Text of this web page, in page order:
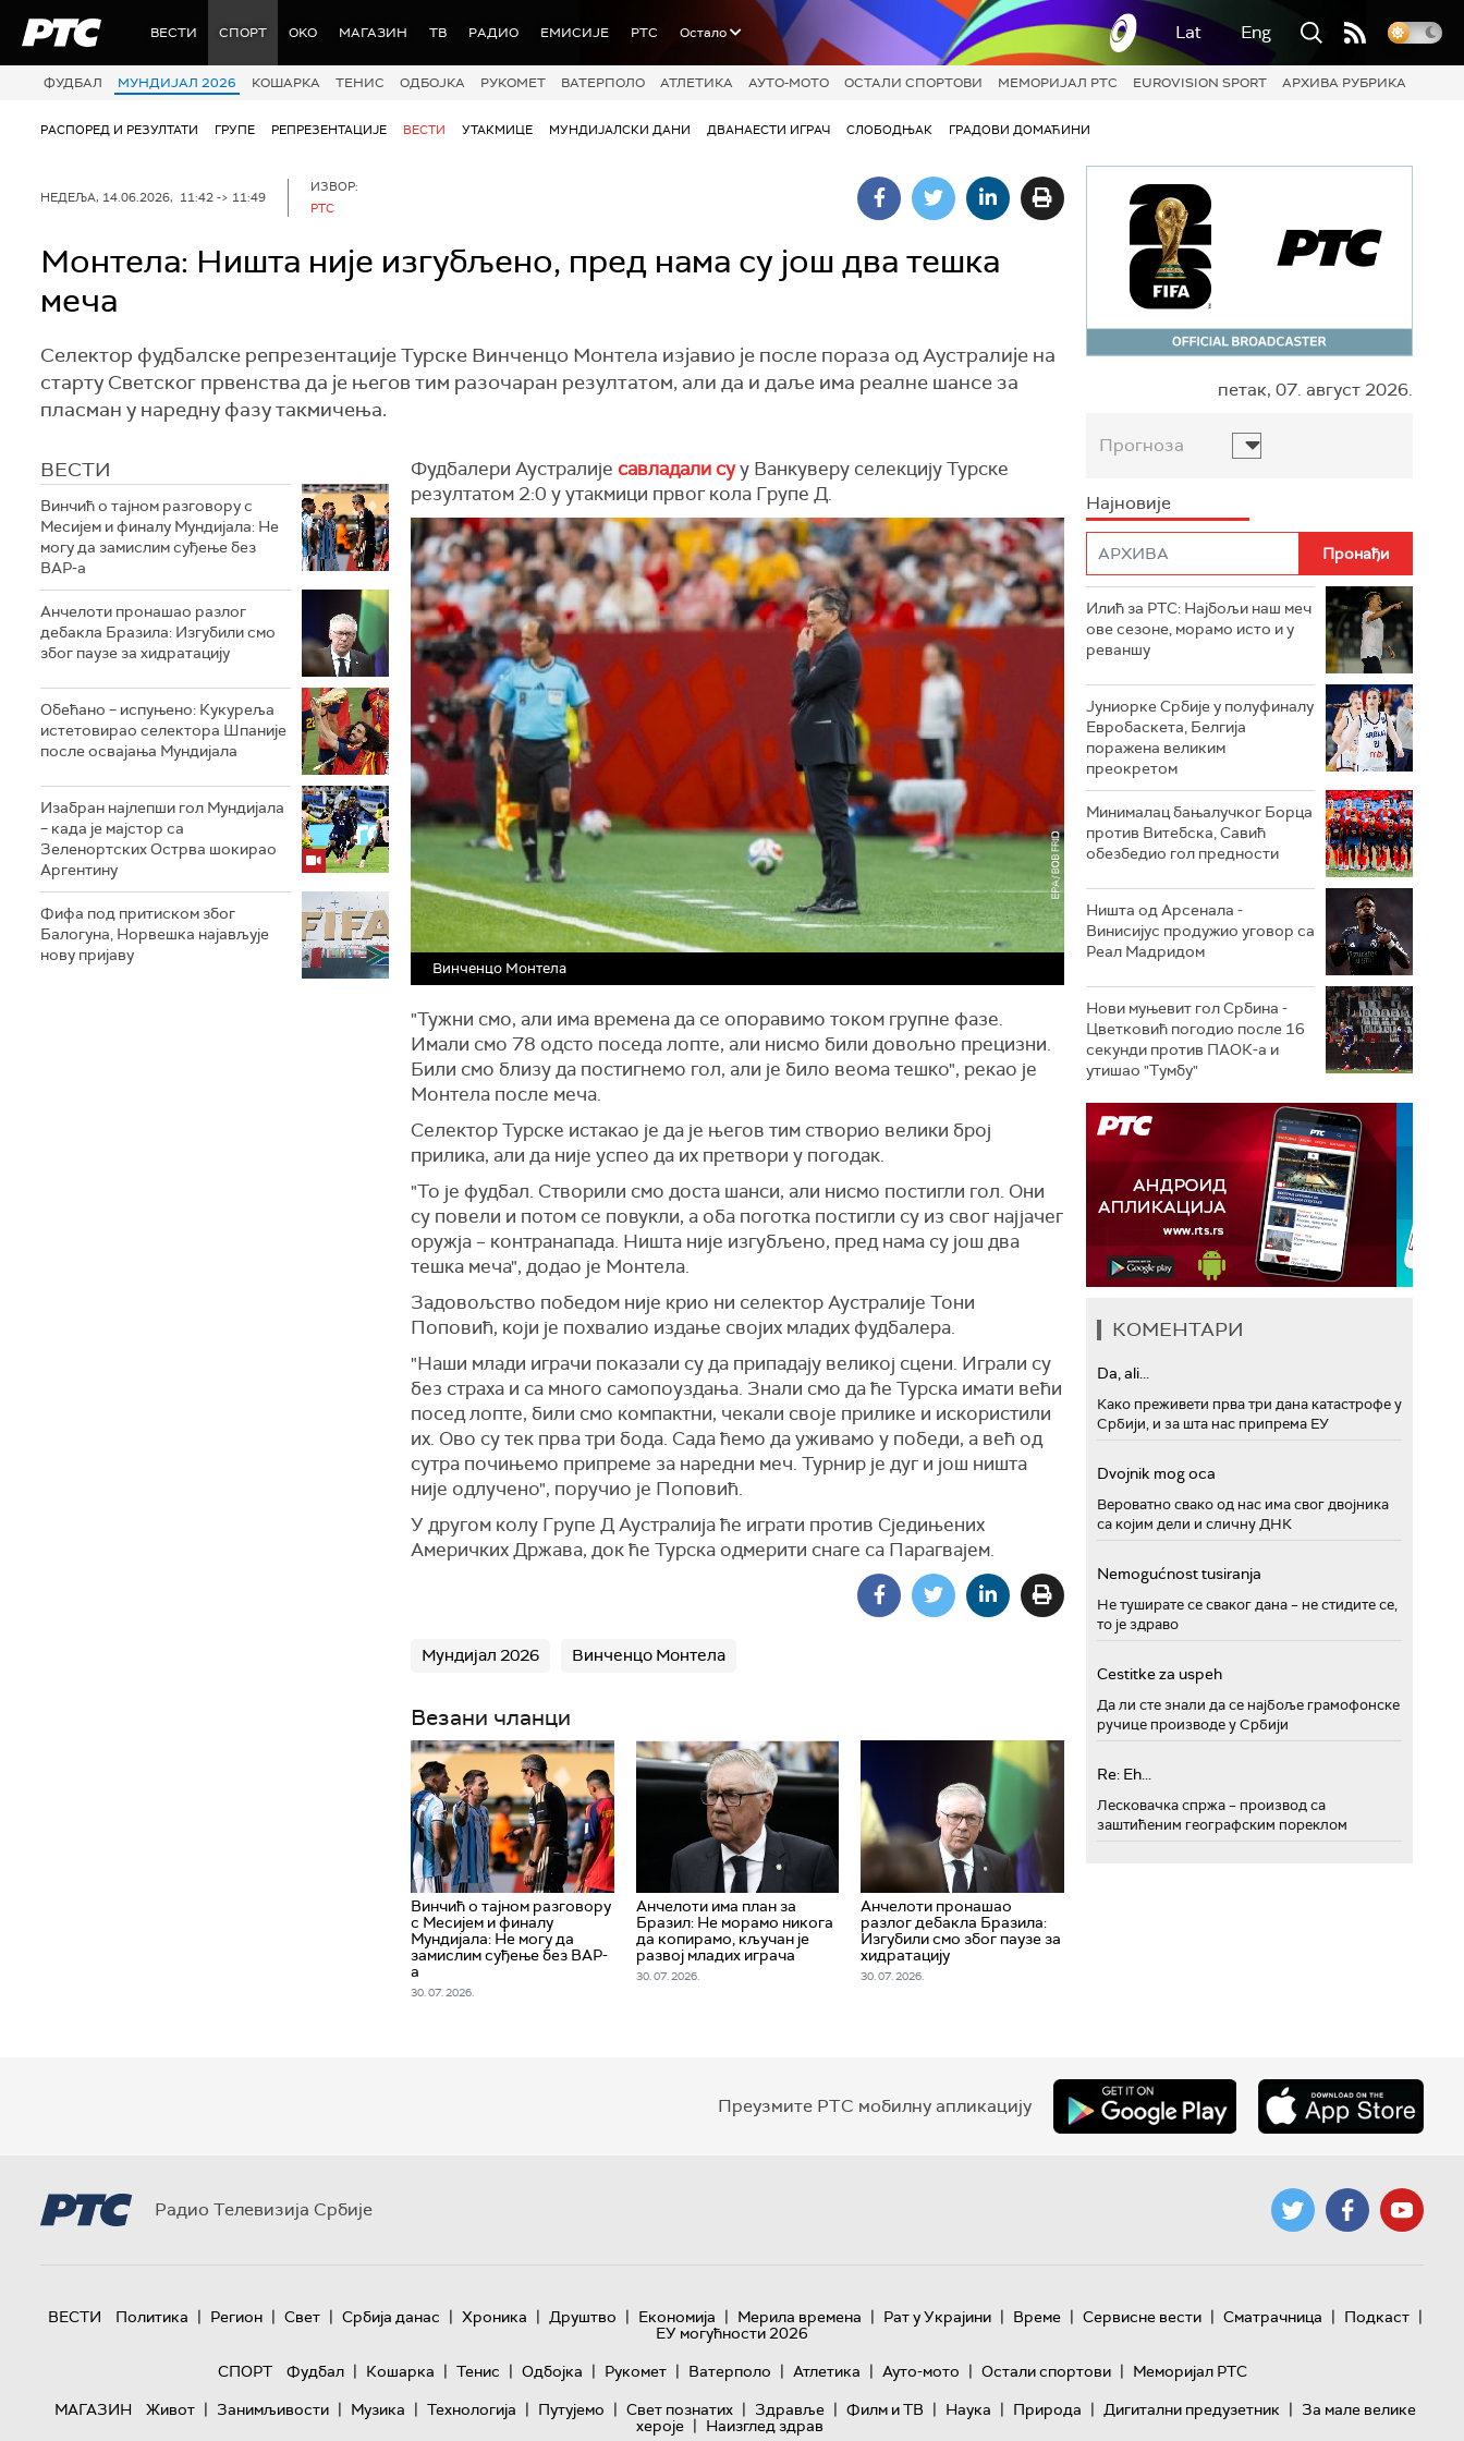
РТС ВЕСТИ СПОРТ OKO МАГАЗИН ТВ РАДИО ЕМИСИЈЕ РТС Остало Lat Eng
ФУДБАЛ МУНДИЈАЛ 2026 КОШАРКА ТЕНИС ОДБОЈКА РУКОМЕТ ВАТЕРПОЛО АТЛЕТИКА АУТО-МОТО ОСТАЛИ СПОРТОВИ МЕМОРИЈАЛ РТС EUROVISION SPORT АРХИВА РУБРИКА
РАСПОРЕД И РЕЗУЛТАТИ ГРУПЕ РЕПРЕЗЕНТАЦИЈЕ ВЕСТИ УТАКМИЦЕ МУНДИЈАЛСКИ ДАНИ ДВАНАЕСТИ ИГРАЧ СЛОБОДЊАК ГРАДОВИ ДОМАЋИНИ
НЕДЕЉА, 14.06.2026, 11:42 -> 11:49
ИЗВОР:
РТС
Монтела: Ништа није изгубљено, пред нама су још два тешка
меча
Селектор фудбалске репрезентације Турске Винченцо Монтела изјавио је после пораза од Аустралије на
старту Светског првенства да је његов тим разочаран резултатом, али да и даље има реалне шансе за
пласман у наредну фазу такмичења.
ВЕСТИ
Винчић о тајном разговору с
Месијем и финалу Мундијала: Не
могу да замислим суђење без
ВАР-а
Анчелоти пронашао разлог
дебакла Бразила: Изгубили смо
због паузе за хидратацију
Обећано – испуњено: Кукуреља
истетовирао селектора Шпаније
после освајања Мундијала
Изабран најлепши гол Мундијала
– када је мајстор са
Зеленортских Острва шокирао
Аргентину
Фифа под притиском због
Балогуна, Норвешка најављује
нову пријаву
Фудбалери Аустралије савладали суу Ванкуверу селекцију Турске
резултатом 2:0 у утакмици првог кола Групе Д.
Винченцо Монтела
"Тужни смо, али има времена да се опоравимо током групне фазе.
Имали смо 78 одсто поседа лопте, али нисмо били довољно прецизни.
Били смо близу да постигнемо гол, али је било веома тешко", рекао је
Монтела после меча.
Селектор Турске истакао је да је његов тим створио велики број
прилика, али да није успео да их претвори у погодак.
"То је фудбал. Створили смо доста шанси, али нисмо постигли гол. Они
су повели и потом се повукли, а оба поготка постигли су из свог најјачег
оружја – контранапада. Ништа није изгубљено, пред нама су још два
тешка меча", додао је Монтела.
Задовољство победом није крио ни селектор Аустралије Тони
Поповић, који је похвалио издање својих младих фудбалера.
"Наши млади играчи показали су да припадају великој сцени. Играли су
без страха и са много самопоуздања. Знали смо да ће Турска имати већи
посед лопте, били смо компактни, чекали своје прилике и искористили
их. Ово су тек прва три бода. Сада ћемо да уживамо у победи, а већ од
сутра почињемо припреме за наредни меч. Турнир је дуг и још ништа
није одлучено", поручио је Поповић.
У другом колу Групе Д Аустралија ће играти против Сједињених
Америчких Држава, док ће Турска одмерити снаге са Парагвајем.
Мундијал 2026 Винченцо Монтела
Везани чланци
Винчић о тајном разговору
с Месијем и финалу
Мундијала: Не могу да
замислим суђење без ВАР-
а
30. 07. 2026.
Aнчелоти има план за
Бразил: Не морамо никога
да копирамо, кључан је
развој младих играча
30. 07. 2026.
Анчелоти пронашао
разлог дебакла Бразила:
Изгубили смо због паузе за
хидратацију
30. 07. 2026.
петак, 07. август 2026.
Прогноза
Најновије
Илић за РТС: Најбољи наш меч
ове сезоне, морамо исто и у
реваншу
Јуниорке Србије у полуфиналу
Евробаскета, Белгија
поражена великим
преокретом
Минималац бањалучког Борца
против Витебска, Савић
обезбедио гол предности
Ништа од Арсенала -
Винисијус продужио уговор са
Реал Мадридом
Нови муњевит гол Србина -
Цветковић погодио после 16
секунди против ПАОК-а и
утишао "Тумбу"
КОМЕНТАРИ
Da, ali...
Како преживети прва три дана катастрофе у
Србији, и за шта нас припрема ЕУ
Dvojnik mog oca
Вероватно свако од нас има свог двојника
са којим дели и сличну ДНК
Nemogućnost tusiranja
Не туширате се сваког дана – не стидите се,
то је здраво
Cestitke za uspeh
Да ли сте знали да се најбоље грамофонске
ручице производе у Србији
Re: Eh...
Лесковачка спржа – производ са
заштићеним географским пореклом
Преузмите РТС мобилну апликацију
Радио Телевизија Србије
ВЕСТИ Политика | Регион | Свет | Србија данас | Хроника | Друштво | Економија | Мерила времена | Рат у Украјини | Време | Сервисне вести | Сматрачница | Подкаст |
ЕУ могућности 2026
СПОРТ
Фудбал | Кошарка | Тенис | Одбојка | Рукомет | Ватерполо | Атлетика | Ауто-мото | Остали спортови | Меморијал РТС
МАГАЗИН
Живот | Занимљивости | Музика | Технологијa | Путујемо | Свет познатих | Здравље | Филм и ТВ | Наука | Природа | Дигитални предузетник | За мале велике
хероје | Наизглед здрав